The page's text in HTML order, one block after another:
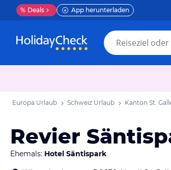
% Deals App herunterladen
Europa Urlaub Schweiz Urlaub Kanton St.
Revier
Ehemals: Hotel Säntispark